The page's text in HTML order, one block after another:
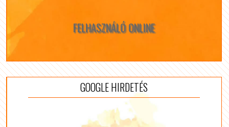
FELHASZNÁLÓ ONLINE
GOOGLE HIRDETÉS